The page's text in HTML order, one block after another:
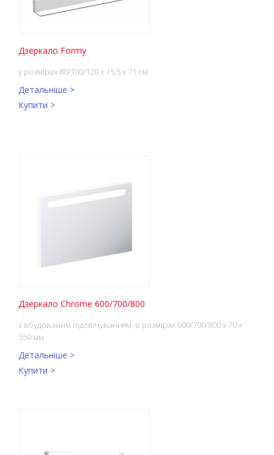
Дзеркало Formy
у розмірах 80/100/120 x 15,5 x 71 см
Детальніше >
Купити >
Дзеркало Chrome 600/700/800
з вбудованим підсвічуванням, в розмірах 600/700/800 х 70 х
550 мм
Детальніше >
Купити >